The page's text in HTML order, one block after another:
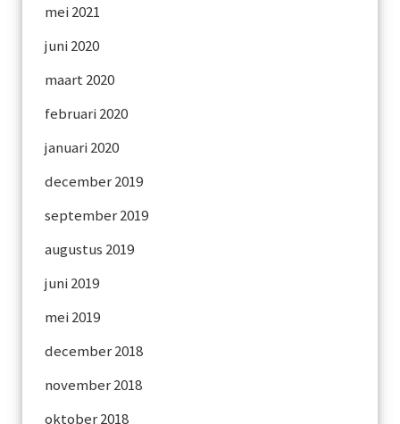
mei 2021
juni 2020
maart 2020
februari 2020
januari 2020
december 2019
september 2019
augustus 2019
juni 2019
mei 2019
december 2018
november 2018
oktober 2018